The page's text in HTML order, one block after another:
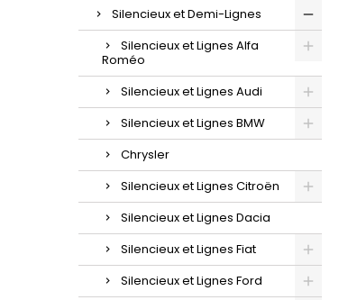
Silencieux et Demi-Lignes
Silencieux et Lignes Alfa
Roméo
Silencieux et Lignes Audi
Silencieux et Lignes BMW
Chrysler
Silencieux et Lignes Citroën
Silencieux et Lignes Dacia
Silencieux et Lignes Fiat
Silencieux et Lignes Ford